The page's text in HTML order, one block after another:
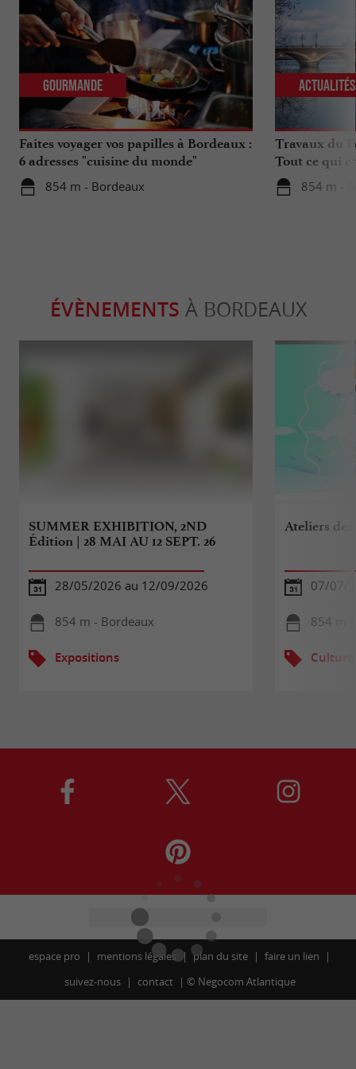
Faites voyager vos papilles à Bordeaux :
6 adresses "cuisine du monde"
854 m - Bordeaux
Gourmande
Travaux du
Tout ce qui
854 m -
Actualités
ÉVÈNEMENTS À BORDEAUX
SUMMER EXHIBITION, 2ND
Édition | 28 MAI AU 12 SEPT. 26
28/05/2026 au 12/09/2026
854 m - Bordeaux
Expositions
Ateliers des
07/07/
854 m
Culture
espace pro mentions légales plan du site
faire un lien
suivez-nous
contact © Negocom Atlantique